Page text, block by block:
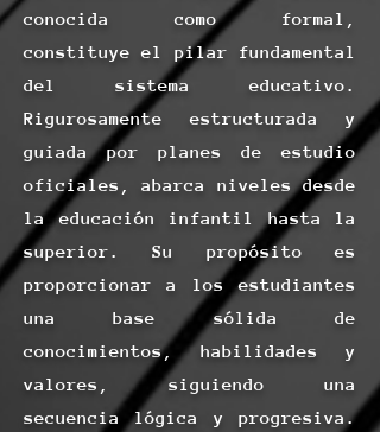
conocida como formal,
constituye el pilar fundamental
del sistema educativo.
Rigurosamente estructurada y
guiada por planes de estudio
oficiales, abarca niveles desde
la educación infantil hasta la
superior. Su propósito es
proporcionar a los estudiantes
una base sólida de
conocimientos, habilidades y
valores, siguiendo una
secuencia lógica y progresiva.